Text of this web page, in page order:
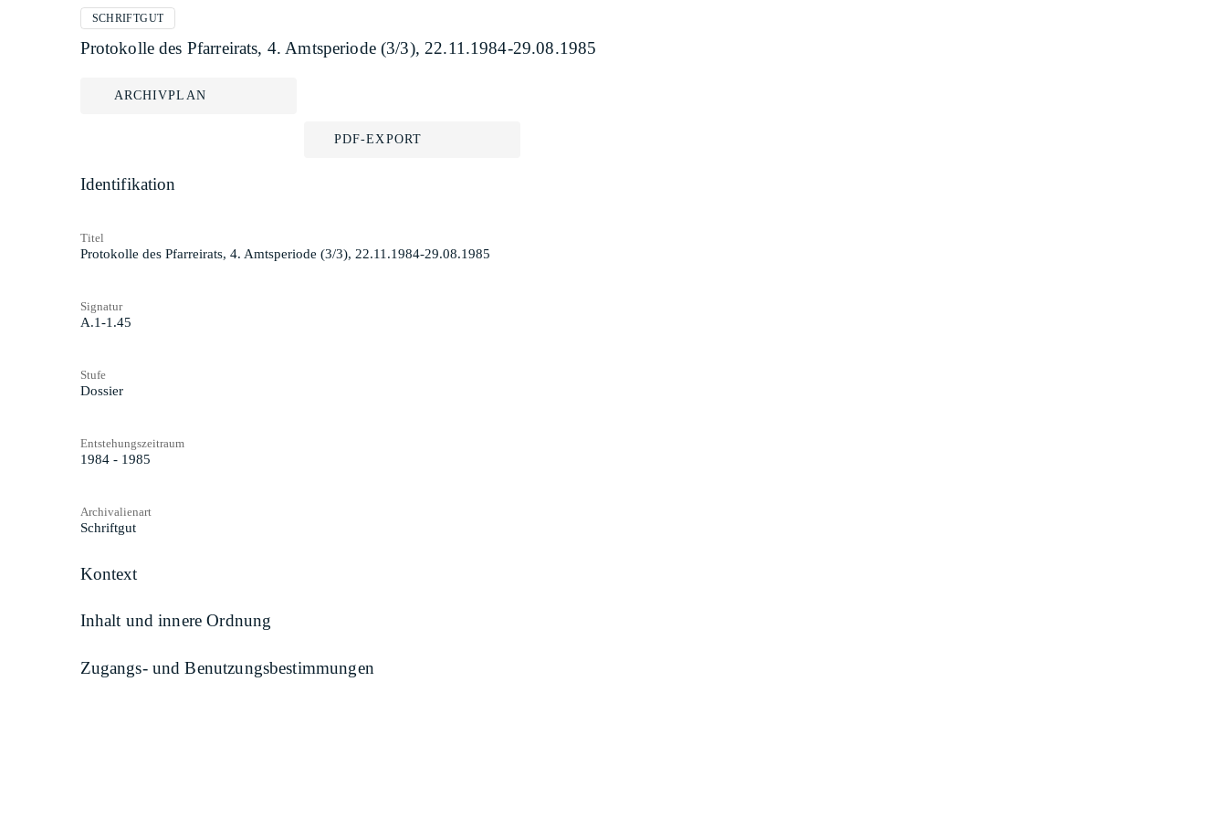
SCHRIFTGUT
Protokolle des Pfarreirats, 4. Amtsperiode (3/3), 22.11.1984-29.08.1985
ARCHIVPLAN
PDF-EXPORT
Identifikation
Titel
Protokolle des Pfarreirats, 4. Amtsperiode (3/3), 22.11.1984-29.08.1985
Signatur
A.1-1.45
Stufe
Dossier
Entstehungszeitraum
1984 - 1985
Archivalienart
Schriftgut
Kontext
Inhalt und innere Ordnung
Zugangs- und Benutzungsbestimmungen